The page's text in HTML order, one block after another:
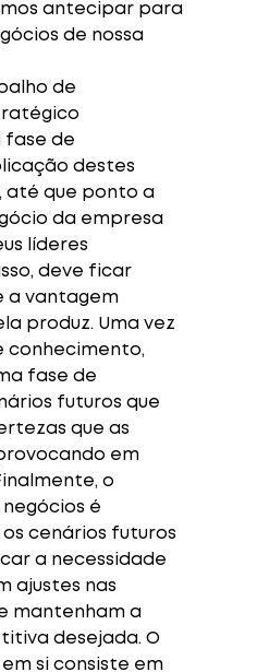
antecipar para
de nossa
de
fase de
destes
até que ponto a
da empresa
líderes
deve ficar
a vantagem
produz. Uma vez
conhecimento,
fase de
futuros que
que as
em
o
é
cenários futuros
a necessidade
ajustes nas
mantenham a
desejada. O
si consiste em